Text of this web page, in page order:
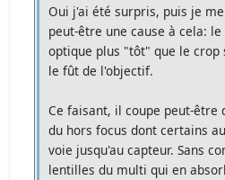
Oui j'ai été surpris, puis je
peut-être une cause à cela:
optique plus "tôt" que le crop
le fût de l'objectif.
Ce faisant, il coupe peut-être
du hors focus dont certains
voie jusqu'au capteur. Sans
lentilles du multi qui en